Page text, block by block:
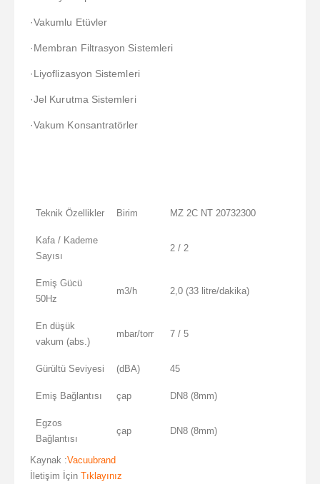
·Vakumlu Etüvler
·Membran Filtrasyon Sistemleri
·Liyoflizasyon Sistemleri
·Jel Kurutma Sistemleri
·Vakum Konsantratörler
Teknik Özellikler Birim MZ 2C NT 20732300
Kafa / Kademe
Sayısı
2 / 2
Emiş Gücü
50Hz
m3/h 2,0 (33 litre/dakika)
En düşük
vakum (abs.)
mbar/torr 7 / 5
Gürültü Seviyesi (dBA) 45
Emiş Bağlantısı çap DN8 (8mm)
Egzos
Bağlantısı
çap DN8 (8mm)
Kaynak :Vacuubrand
İletişim İçin Tıklayınız